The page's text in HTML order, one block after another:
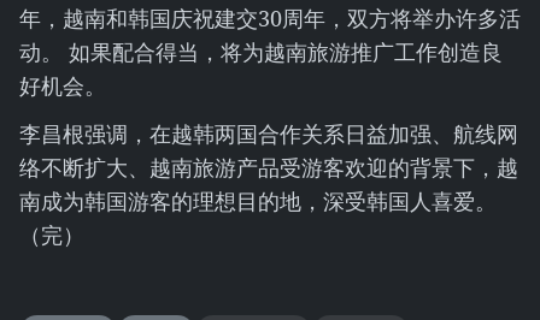
年，越南和韩国庆祝建交30周年，双方将举办许多活
动。 如果配合得当，将为越南旅游推广工作创造良
好机会。
李昌根强调，在越韩两国合作关系日益加强、航线网
络不断扩大、越南旅游产品受游客欢迎的背景下，越
南成为韩国游客的理想目的地，深受韩国人喜爱。
（完）